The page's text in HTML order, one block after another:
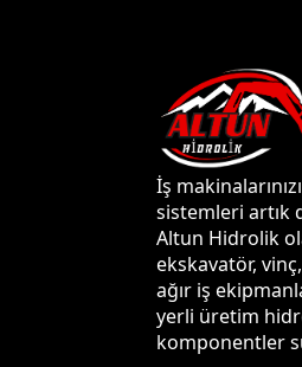
İş
sistemleri artık
Altun Hidrolik
ekskavatör,
ağır iş
yerli üretim
komponentler